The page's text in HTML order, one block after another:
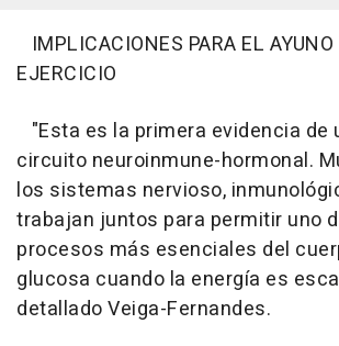
IMPLICACIONES PARA EL AYUNO
EJERCICIO
"Esta es la primera evidencia de
circuito neuroinmune-hormonal.
los sistemas nervioso,
trabajan juntos para permitir uno
procesos más esenciales del
glucosa cuando la energía es
detallado Veiga-Fernandes.